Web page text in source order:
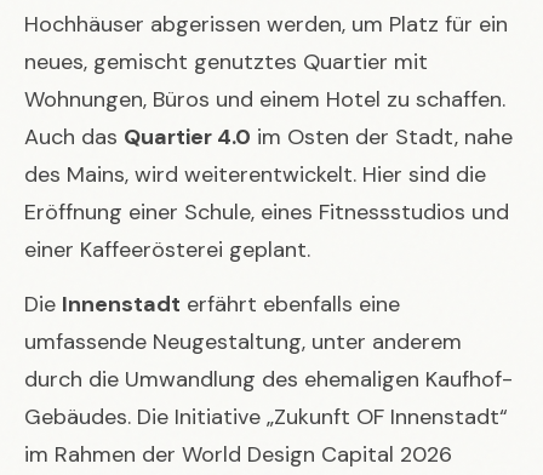
Hochhäuser abgerissen werden, um Platz für ein
neues, gemischt genutztes Quartier mit
Wohnungen, Büros und einem Hotel zu schaffen.
Auch das Quartier 4.0 im Osten der Stadt, nahe
des Mains, wird weiterentwickelt. Hier sind die
Eröffnung einer Schule, eines Fitnessstudios und
einer Kaffeerösterei geplant.
Die Innenstadt erfährt ebenfalls eine
umfassende Neugestaltung, unter anderem
durch die Umwandlung des ehemaligen Kaufhof-
Gebäudes. Die Initiative „Zukunft OF Innenstadt“
im Rahmen der World Design Capital 2026